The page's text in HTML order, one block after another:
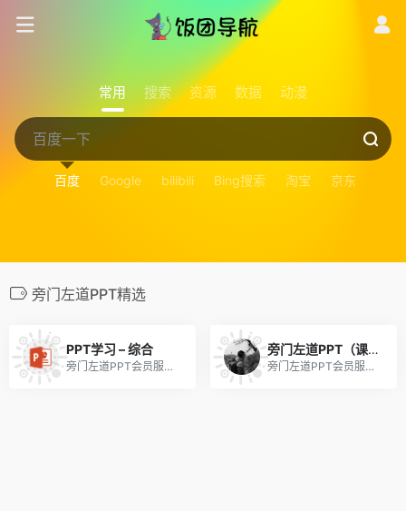
常用 搜索 资源 数据 动漫
百度 Google bilibili Bing搜索 淘宝 京东
旁门左道PPT精选
PPT学习 – 综合
旁门左道PPT会员服务官网
旁门左道PPT（课程学习 有会员）
旁门左道PPT会员服务官网